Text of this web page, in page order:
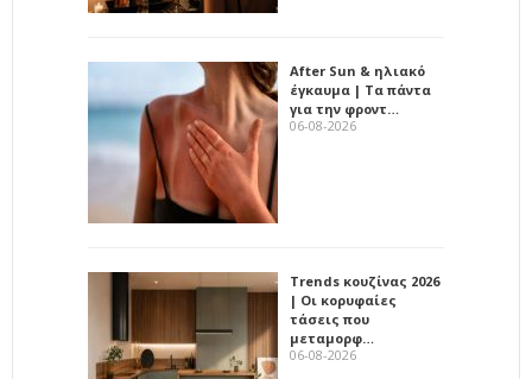
After Sun & ηλιακό
έγκαυμα | Τα πάντα
για την φροντ…
06-08-2026
Trends κουζίνας 2026
| Οι κορυφαίες
τάσεις που
μεταμορφ…
06-08-2026